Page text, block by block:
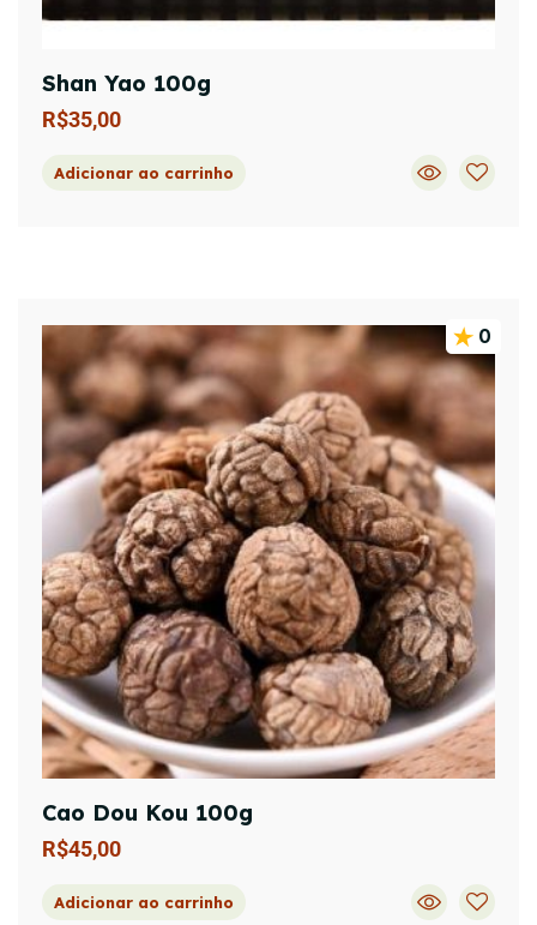
Shan Yao 100g
R$35,00
Adicionar ao carrinho
0
Cao Dou Kou 100g
R$45,00
Adicionar ao carrinho